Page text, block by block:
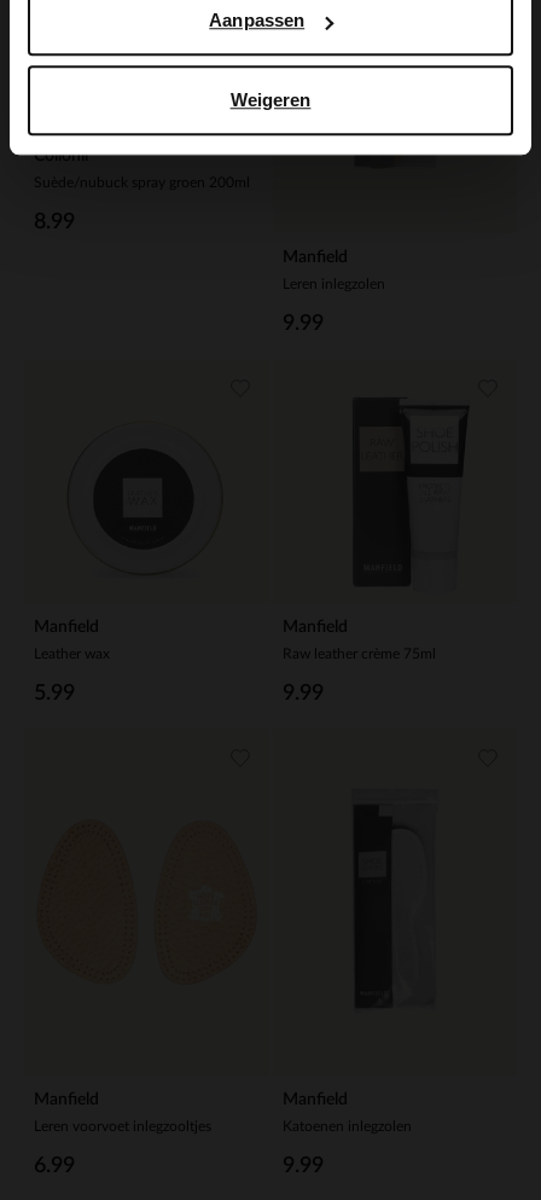
Aanpassen
Weigeren
Collonil
Suède/nubuck spray groen 200ml
8.99
Manfield
Leren inlegzolen
9.99
Manfield
Leather wax
5.99
Manfield
Raw leather crème 75ml
9.99
Manfield
Leren voorvoet inlegzooltjes
6.99
Manfield
Katoenen inlegzolen
9.99